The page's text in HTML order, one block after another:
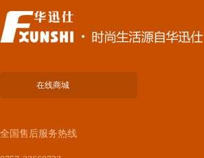
在线商城
全国售后服务热线